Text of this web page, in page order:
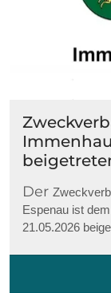
Der
Espenau ist
21.05.2026